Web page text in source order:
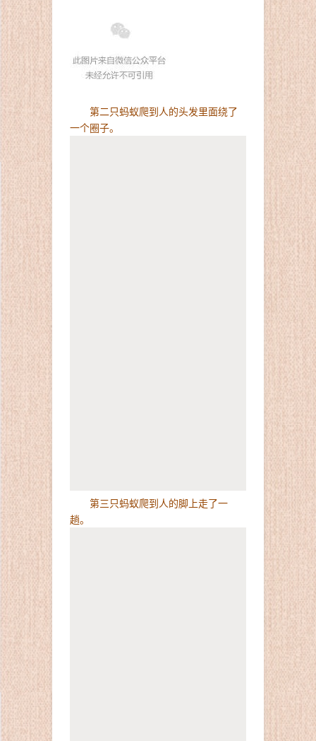
第二只蚂蚁爬到人的头发里面绕了
一个圈子。
第三只蚂蚁爬到人的脚上走了一
趟。